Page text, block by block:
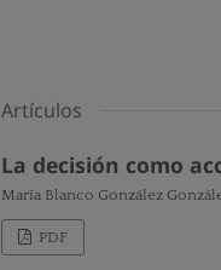
Artículos
La decisión como
María Blanco González
PDF